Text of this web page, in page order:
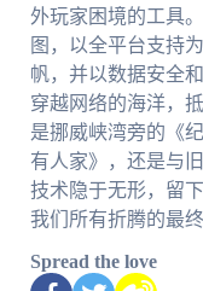
外玩家困境的工具
图，以全平台支持
帆，并以数据安全
穿越网络的海洋，
是挪威峡湾旁的《
有人家》，还是与
技术隐于无形，留
我们所有折腾的最终
Spread the love